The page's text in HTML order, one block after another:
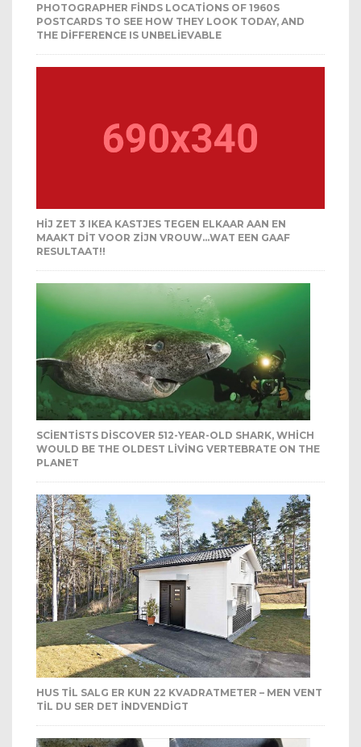
PHOTOGRAPHER FINDS LOCATIONS OF 1960S
POSTCARDS TO SEE HOW THEY LOOK TODAY, AND
THE DIFFERENCE IS UNBELIEVABLE
HIJ ZET 3 IKEA KASTJES TEGEN ELKAAR AAN EN
MAAKT DIT VOOR ZIJN VROUW…WAT EEN GAAF
RESULTAAT!!
SCIENTISTS DISCOVER 512-YEAR-OLD SHARK, WHICH
WOULD BE THE OLDEST LIVING VERTEBRATE ON THE
PLANET
HUS TIL SALG ER KUN 22 KVADRATMETER – MEN VENT
TIL DU SER DET INDVENDIGT